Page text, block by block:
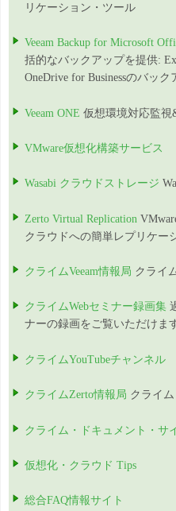
リケーション・ツール
Veeam Backup for Microsoft
括的なバックアップを提供:
OneDrive for Businessのバッ
Veeam ONE 仮想環境対応監視
VMware仮想化構築サービス
Wasabi クラウドストレージ
Zerto Virtual Replication
クラウドへの簡単レプリケー
クライムVeeam情報局 クライ
クライムWebセミナー録画集
ナーの録画をご覧いただけま
クライムYouTubeチャンネル
クライムZerto情報局 クライ
クライム・ドキュメント・サ
仮想化・クラウド Tips
総合FAQ情報サイト